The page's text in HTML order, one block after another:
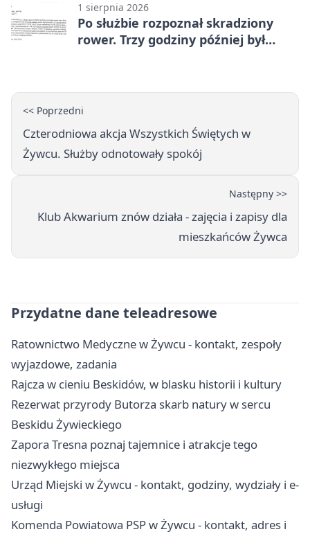
1 sierpnia 2026
Po służbie rozpoznał skradziony
rower. Trzy godziny później był
<< Poprzedni
Czterodniowa akcja Wszystkich Świętych w
Żywcu. Służby odnotowały spokój
Następny >>
Klub Akwarium znów działa - zajęcia i zapisy dla
mieszkańców Żywca
Przydatne dane teleadresowe
Ratownictwo Medyczne w Żywcu - kontakt, zespoły
wyjazdowe, zadania
Rajcza w cieniu Beskidów, w blasku historii i kultury
Rezerwat przyrody Butorza skarb natury w sercu
Beskidu Żywieckiego
Zapora Tresna poznaj tajemnice i atrakcje tego
niezwykłego miejsca
Urząd Miejski w Żywcu - kontakt, godziny, wydziały i e-
usługi
Komenda Powiatowa PSP w Żywcu - kontakt, adres i